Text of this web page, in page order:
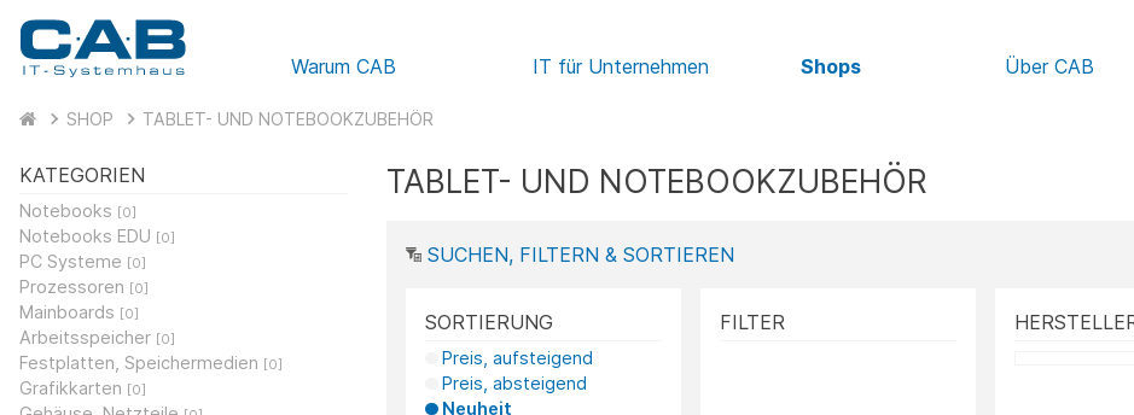
Warum CAB IT für Unternehmen Shops Über CAB
SHOP TABLET- UND NOTEBOOKZUBEHÖR
KATEGORIEN
Notebooks [0]
Notebooks EDU [0]
PC Systeme [0]
Prozessoren [0]
Mainboards [0]
Arbeitsspeicher [0]
Festplatten, Speichermedien [0]
Grafikkarten [0]
TABLET- UND NOTEBOOKZUBEHÖR
SUCHEN, FILTERN & SORTIEREN
SORTIERUNG
Preis, aufsteigend
Preis, absteigend
Neuheit
FILTER